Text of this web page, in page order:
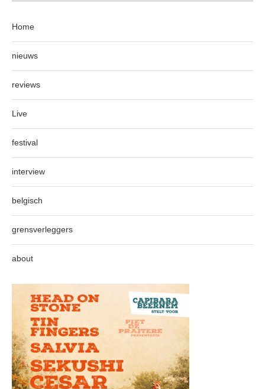
Home
nieuws
reviews
Live
festival
interview
belgisch
grensverleggers
about